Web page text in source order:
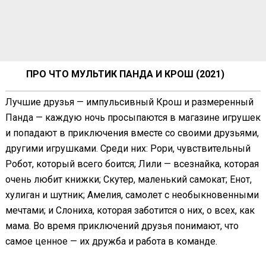
ПРО ЧТО МУЛЬТИК ПАНДА И КРОШ (2021)
Лучшие друзья — импульсивный Крош и размеренный
Панда — каждую ночь просыпаются в магазине игрушек
и попадают в приключения вместе со своими друзьями,
другими игрушками. Среди них: Рори, чувствительный
Робот, который всего боится; Лили — всезнайка, которая
очень любит книжки; Скутер, маленький самокат; Енот,
хулиган и шутник; Амелия, самолет с необыкновенными
мечтами; и Слониха, которая заботится о них, о всех, как
мама. Во время приключений друзья понимают, что
самое ценное — их дружба и работа в команде.